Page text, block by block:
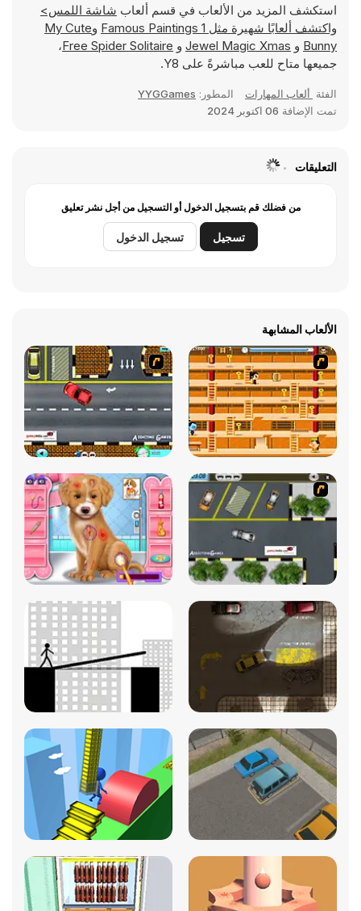
استكشف المزيد من الألعاب في قسم ألعاب شاشة اللمس>
واكتشف ألعابًا شهيرة مثل Famous Paintings 1 وMy Cute
Bunny و Jewel Magic Xmas و Free Spider Solitaire،
جميعها متاح للعب مباشرةً على Y8.
الفئة ألعاب المهارات المطور: YYGGames
تمت الإضافة 06 اكتوبر 2024
التعليقات
من فضلك قم بتسجيل الدخول أو التسجيل من أجل نشر تعليق
تسجيل تسجيل الدخول
الألعاب المشابهة